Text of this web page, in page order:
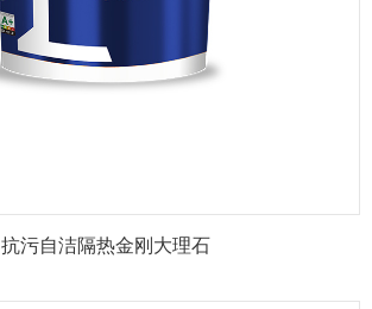
抗污自洁隔热金刚大理石